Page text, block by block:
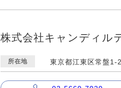
株式会社キャンディル
所在地 東京都江東区常盤1-